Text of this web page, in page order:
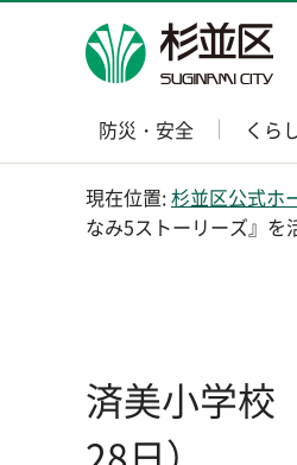
杉並区
防災・安全 くら
現在位置:杉並区公式ホ
なみ5ストーリーズ』を
済美小学校